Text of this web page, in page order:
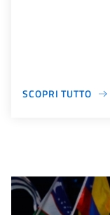
SCOPRI TUTTO